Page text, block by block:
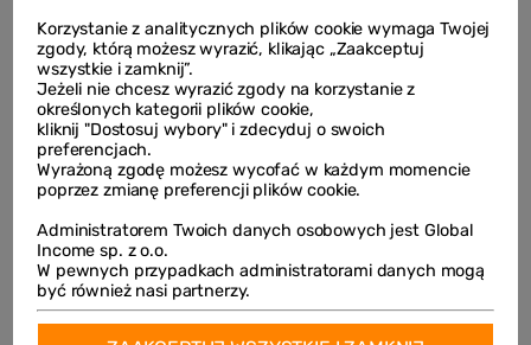
Korzystanie z analitycznych plików cookie wymaga Twojej
zgody, którą możesz wyrazić, klikając „Zaakceptuj
wszystkie i zamknij”.
Jeżeli nie chcesz wyrazić zgody na korzystanie z
określonych kategorii plików cookie,
kliknij "Dostosuj wybory" i zdecyduj o swoich
preferencjach.
Wyrażoną zgodę możesz wycofać w każdym momencie
poprzez zmianę preferencji plików cookie.
Administratorem Twoich danych osobowych jest Global
Income sp. z o.o.
W pewnych przypadkach administratorami danych mogą
być również nasi partnerzy.